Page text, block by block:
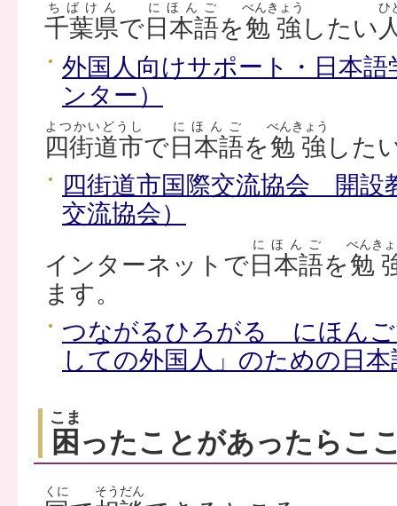
千葉県
ちばけん
で日本語
にほんご
を勉強
べんきょう
したい
ひ
外国人向けサポート・日本
ンター）
四街道市
よつかいどうし
で日本語
にほんご
を勉強
べんきょう
した
四街道市国際交流協会 開設
交流協会）
インターネットで日本語
にほんご
を勉
べんき
ます。
つながるひろがる にほんご
しての外国人」のための日
困
こま
ったことがあったらこ
くに そうだん